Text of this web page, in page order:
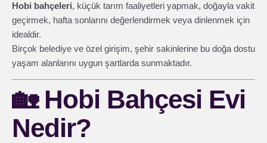
Hobi bahçeleri, küçük tarım faaliyetleri yapmak, doğayla vakit
geçirmek, hafta sonlarını değerlendirmek veya dinlenmek için
idealdir.
Birçok belediye ve özel girişim, şehir sakinlerine bu doğa dostu
yaşam alanlarını uygun şartlarda sunmaktadır.
🏡 Hobi Bahçesi Evi
Nedir?